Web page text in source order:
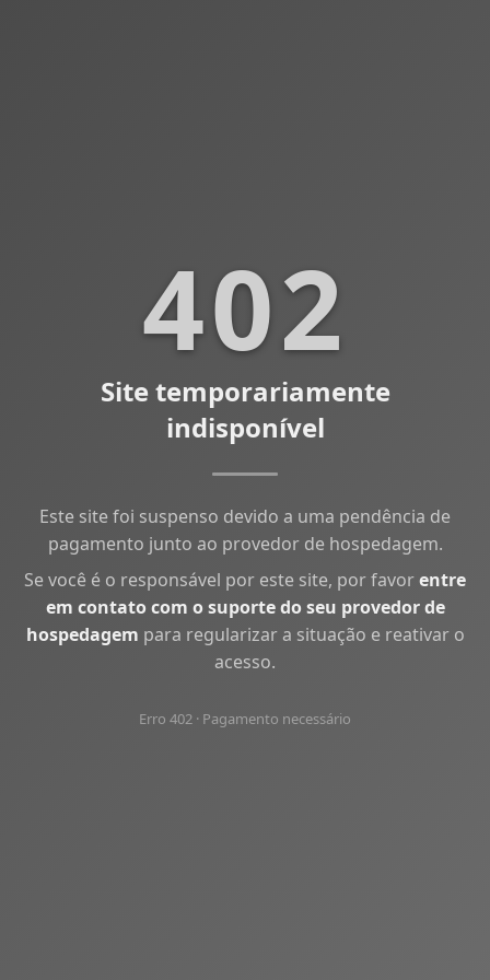
402
Site temporariamente
indisponível
Este site foi suspenso devido a uma pendência de
pagamento junto ao provedor de hospedagem.
Se você é o responsável por este site, por favorentre
em contato com o suporte do seu provedor de
hospedagem para regularizar a situação e reativar o
acesso.
Erro 402 · Pagamento necessário